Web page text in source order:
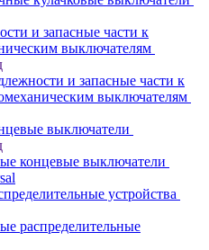
и запасные части к
выключателям
и запасные части к
выключателям
выключатели
концевые выключатели
устройства
распределительные